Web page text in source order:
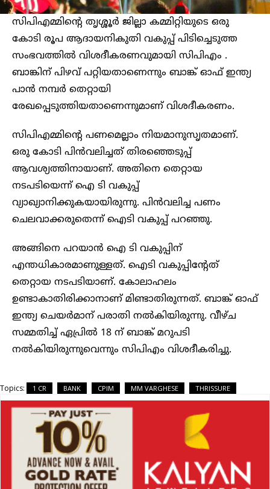
സിപിഎമ്മിന്റെ തൃശ്ശൂര്‍ ജില്ലാ കമ്മിറ്റിയുടെ ഒരു
കോടി രൂപ ആദായനികുതി വകുപ്പ് പിടിച്ചെടുത്ത
സംഭവത്തില്‍ വിശദീകരണവുമായി സിപിഎം .
ബാങ്കിന് പിഴവ് പറ്റിയതാണെന്നും ബാങ്ക് ഓഫ് ഇന്ത്യ
പാന്‍ നമ്പര്‍ തെറ്റായി
രേഖപ്പെടുത്തിയതാണെന്നുമാണ് വിശദീകരണം.
സിപിഎമ്മിന്റെ പണമെല്ലാം നിയമാനുസൃതമാണ്.
ഒരു കോടി പിന്‍വലിച്ചത് തിരഞ്ഞെടുപ്പ്
ആവശ്യത്തിനായാണ്. അതിനെ തെറ്റായ
നടപടിയെന്ന് ഐ ടി വകുപ്പ്
വ്യാഖ്യാനിക്കുകയായിരുന്നു. പിന്‍വലിച്ച പണം
ചെലവാക്കരുതെന്ന് ഐടി വകുപ്പ് പറഞ്ഞു.
അങ്ങിനെ പറയാന്‍ ഐ ടി വകുപ്പിന്
എന്തധികാരമാണുള്ളത്. ഐടി വകുപ്പിന്റേത്
തെറ്റായ നടപടിയാണ്. കോലാഹലം
ഉണ്ടാകാതിരിക്കാനാണ് മിണ്ടാതിരുന്നത്. ബാങ്ക് ഓഫ്
ഇന്ത്യ ചെയര്‍മാന് പരാതി നല്‍കിയിരുന്നു. വീഴ്ച
സമ്മതിച്ച് ഏപ്രില്‍ 18 ന് ബാങ്ക് മറുപടി
നല്‍കിയിരുന്നുവെന്നും സിപിഎം വിശദീകരിച്ചു.
Topics: 1 CR BANK CPIM MM VARGHESE THRISSURE